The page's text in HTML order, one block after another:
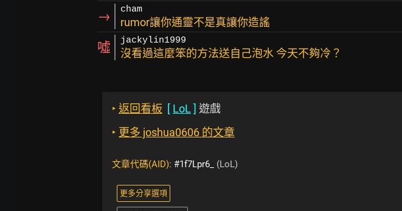
→ cham
rumor讓你通靈不是真讓你造謠
噓 jackylin1999
沒看過這麼笨的方法送自己泡水 今天不夠冷？
‣ 返回看板 [ LoL ] 遊戲
‣ 更多 joshua0606 的文章
文章代碼(AID): #1f7Lpr6_ (LoL)
更多分享選項